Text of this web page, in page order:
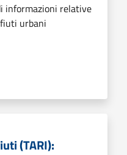
informazioni relative
urbani
(TARI):